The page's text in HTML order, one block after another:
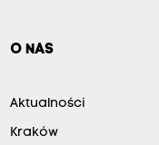
O NAS
Aktualności
Kraków